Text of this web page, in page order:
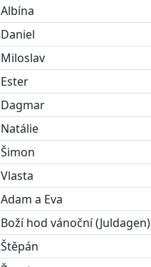
Albína
Daniel
Miloslav
Ester
Dagmar
Natálie
Šimon
Vlasta
Adam a Eva
Boží hod vánoční (Juldagen)
Štěpán